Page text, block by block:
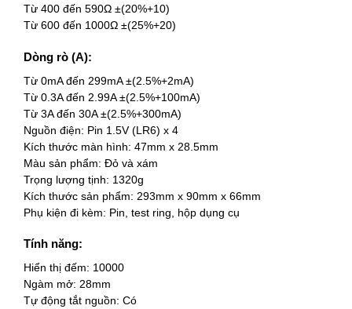
Từ 400 đến 590Ω ±(20%+10)
Từ 600 đến 1000Ω ±(25%+20)
Dòng rò (A):
Từ 0mA đến 299mA ±(2.5%+2mA)
Từ 0.3A đến 2.99A ±(2.5%+100mA)
Từ 3A đến 30A ±(2.5%+300mA)
Nguồn điện: Pin 1.5V (LR6) x 4
Kích thước màn hình: 47mm x 28.5mm
Màu sản phẩm: Đỏ và xám
Trọng lượng tịnh: 1320g
Kích thước sản phẩm: 293mm x 90mm x 66mm
Phụ kiện đi kèm: Pin, test ring, hộp dụng cụ
Tính năng:
Hiển thị đếm: 10000
Ngàm mở: 28mm
Tự động tắt nguồn: Có